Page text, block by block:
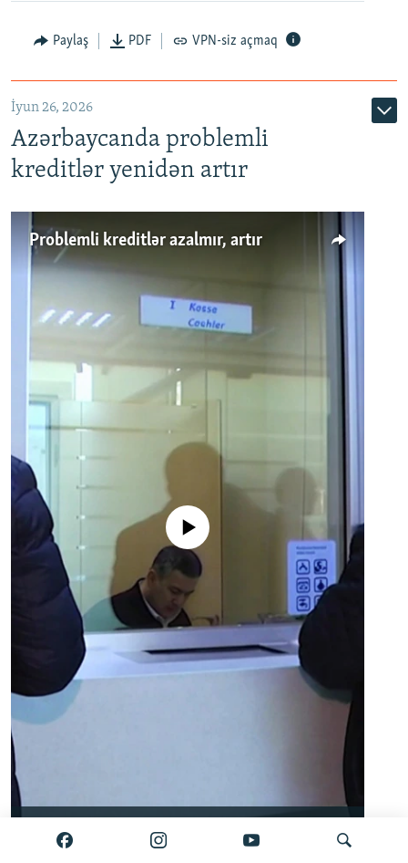
Auto 240p 360p 480p
720p 1080p
Paylaş PDF VPN-siz açmaq
İyun 26, 2026
Azərbaycanda problemli
kreditlər yenidən artır
Problemli kreditlər azalmır, artır
No media source currently available
Auto